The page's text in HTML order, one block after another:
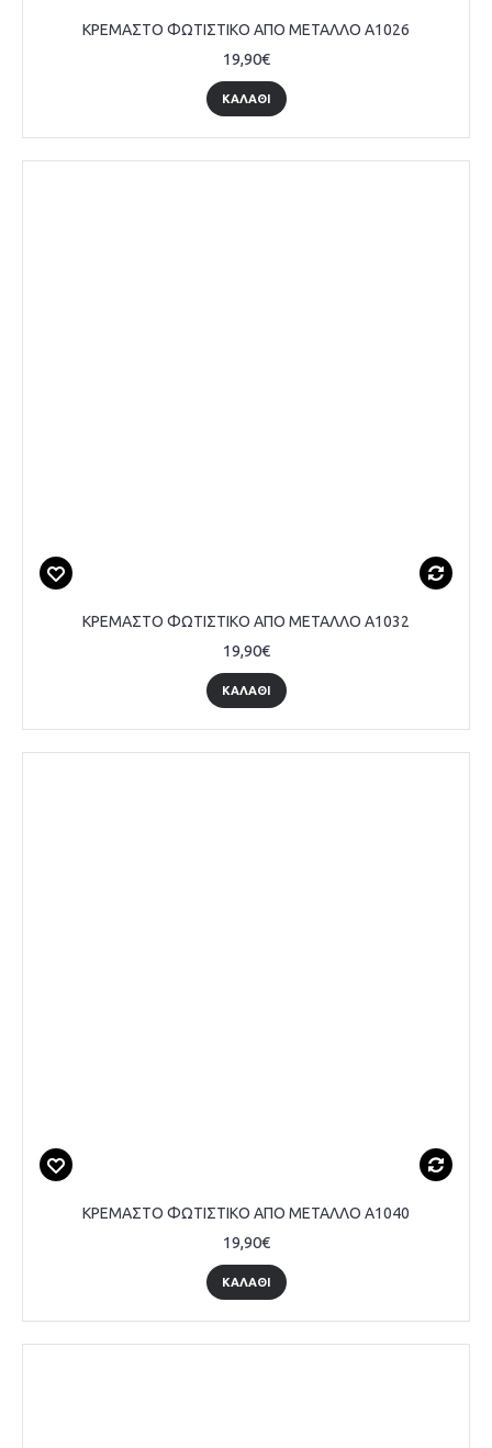
ΚΡΕΜΑΣΤΟ ΦΩΤΙΣΤΙΚΟ ΑΠΟ ΜΕΤΑΛΛΟ A1026
19,90€
ΚΑΛΆΘΙ
ΚΡΕΜΑΣΤΟ ΦΩΤΙΣΤΙΚΟ ΑΠΟ ΜΕΤΑΛΛΟ A1032
19,90€
ΚΑΛΆΘΙ
ΚΡΕΜΑΣΤΟ ΦΩΤΙΣΤΙΚΟ ΑΠΟ ΜΕΤΑΛΛΟ A1040
19,90€
ΚΑΛΆΘΙ